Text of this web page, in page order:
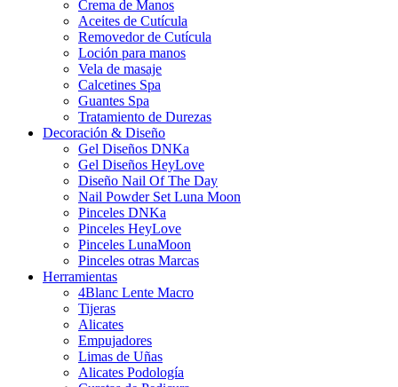
Crema de Manos
Aceites de Cutícula
Removedor de Cutícula
Loción para manos
Vela de masaje
Calcetines Spa
Guantes Spa
Tratamiento de Durezas
Decoración & Diseño
Gel Diseños DNKa
Gel Diseños HeyLove
Diseño Nail Of The Day
Nail Powder Set Luna Moon
Pinceles DNKa
Pinceles HeyLove
Pinceles LunaMoon
Pinceles otras Marcas
Herramientas
4Blanc Lente Macro
Tijeras
Alicates
Empujadores
Limas de Uñas
Alicates Podología